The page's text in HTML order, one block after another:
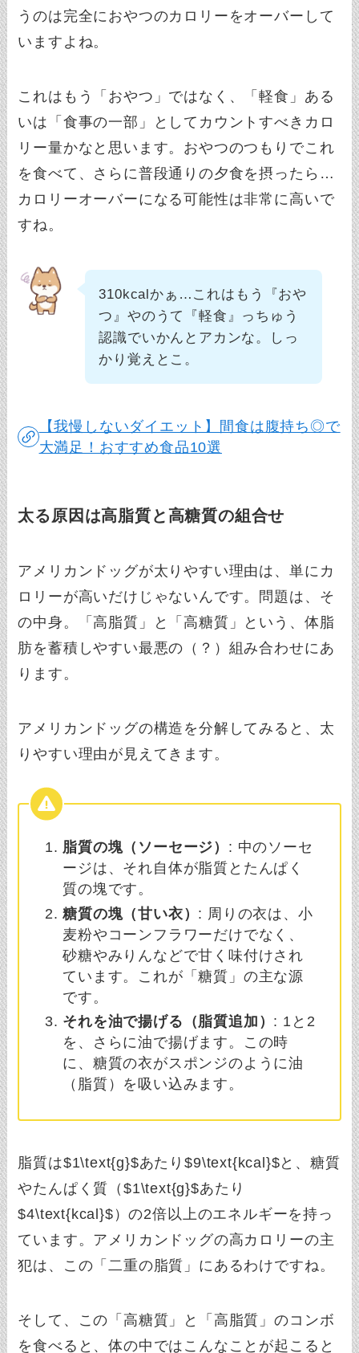
うのは完全におやつのカロリーをオーバーして
いますよね。
これはもう「おやつ」ではなく、「軽食」ある
いは「食事の一部」としてカウントすべきカロ
リー量かなと思います。おやつのつもりでこれ
を食べて、さらに普段通りの夕食を摂ったら…
カロリーオーバーになる可能性は非常に高いで
すね。
310kcalかぁ…これはもう『おや
つ』やのうて『軽食』っちゅう
認識でいかんとアカンな。しっ
かり覚えとこ。
【我慢しないダイエット】間食は腹持ち◎で
大満足！おすすめ食品10選
太る原因は高脂質と高糖質の組合せ
アメリカンドッグが太りやすい理由は、単にカ
ロリーが高いだけじゃないんです。問題は、そ
の中身。「高脂質」と「高糖質」という、体脂
肪を蓄積しやすい最悪の（？）組み合わせにあ
ります。
アメリカンドッグの構造を分解してみると、太
りやすい理由が見えてきます。
脂質の塊（ソーセージ） : 中のソーセ
ージは、それ自体が脂質とたんぱく
質の塊です。
糖質の塊（甘い衣） : 周りの衣は、小
麦粉やコーンフラワーだけでなく、
砂糖やみりんなどで甘く味付けされ
ています。これが「糖質」の主な源
です。
それを油で揚げる（脂質追加） : 1と2
を、さらに油で揚げます。この時
に、糖質の衣がスポンジのように油
（脂質）を吸い込みます。
脂質は$1\text{g}$あたり$9\text{kcal}$と、糖質
やたんぱく質（$1\text{g}$あたり
$4\text{kcal}$）の2倍以上のエネルギーを持っ
ています。アメリカンドッグの高カロリーの主
犯は、この「二重の脂質」にあるわけですね。
そして、この「高糖質」と「高脂質」のコンボ
を食べると、体の中ではこんなことが起こると